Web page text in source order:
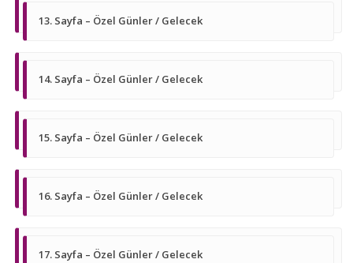
13. Sayfa – Özel Günler / Gelecek
14. Sayfa – Özel Günler / Gelecek
15. Sayfa – Özel Günler / Gelecek
16. Sayfa – Özel Günler / Gelecek
17. Sayfa – Özel Günler / Gelecek